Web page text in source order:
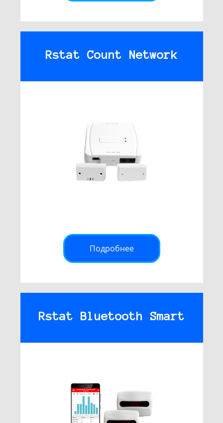
Rstat Count Network
Подробнее
Rstat Bluetooth Smart